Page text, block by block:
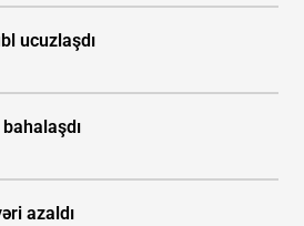
ucuzlaşdı
bahalaşdı
azaldı